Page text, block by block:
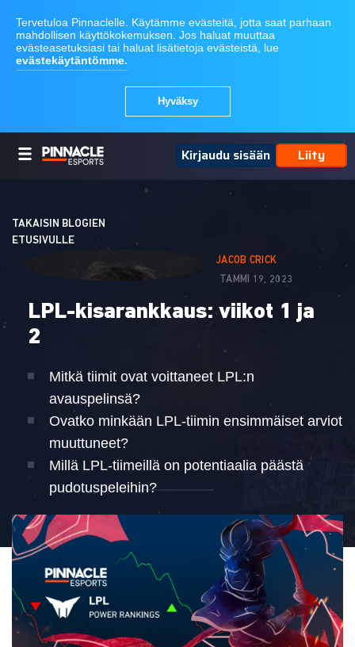
Kirjaudu sisään Liity
TAKAISIN BLOGIEN
ETUSIVULLE
JACOB CRICK
TAMMI 19, 2023
LPL-kisarankkaus: viikot 1 ja
2
Mitkä tiimit ovat voittaneet LPL:n
avauspelinsä?
Ovatko minkään LPL-tiimin ensimmäiset arviot
muuttuneet?
Millä LPL-tiimeillä on potentiaalia päästä
pudotuspeleihin?